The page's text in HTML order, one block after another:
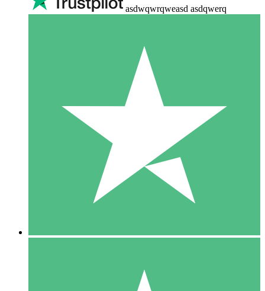
asdwqwrqweasd asdqwerq